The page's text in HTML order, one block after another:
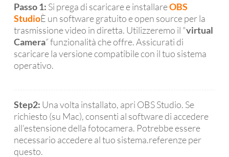
Passo 1: Si prega di scaricare e installareOBS
StudioÈ un software gratuito e open source per la
trasmissione video in diretta. Utilizzeremo il "virtual
Camera” funzionalità che offre. Assicurati di
scaricare la versione compatibile con il tuo sistema
operativo.
Step2: Una volta installato, apri OBS Studio. Se
richiesto (su Mac), consenti al software di accedere
all'estensione della fotocamera. Potrebbe essere
necessario accedere al tuo sistema.referenze per
questo.